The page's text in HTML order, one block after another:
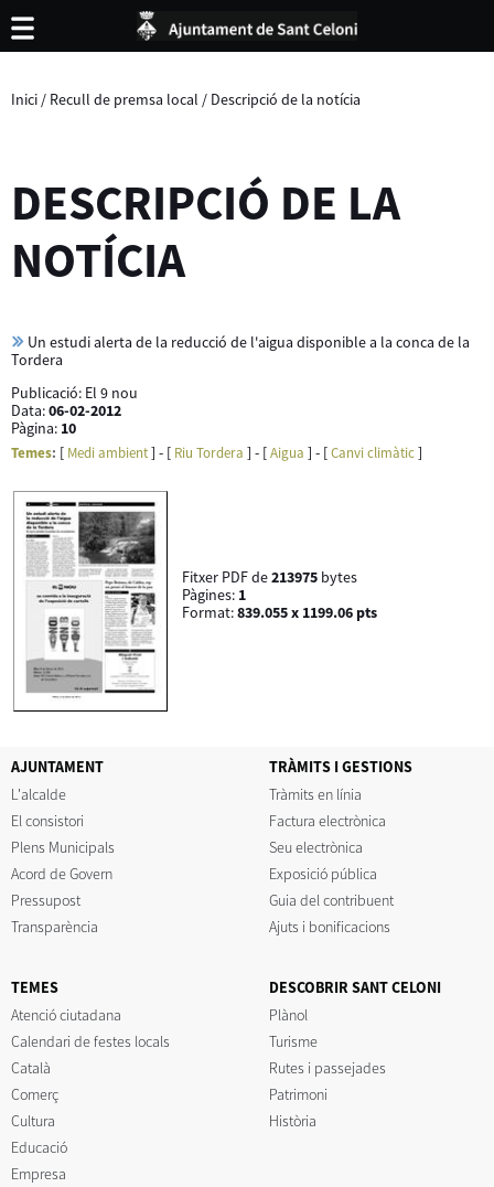
Inici / Recull de premsa local / Descripció de la notícia
DESCRIPCIÓ DE LA
NOTÍCIA
Un estudi alerta de la reducció de l'aigua disponible a la conca de la
Tordera
Publicació: El 9 nou
Data:06-02-2012
Pàgina: 10
Temes: [ Medi ambient] - [ Riu Tordera ] - [Aigua ] - [Canvi climàtic]
Fitxer PDF de213975 bytes
Pàgines: 1
Format:839.055 x 1199.06 pts
AJUNTAMENT
L'alcalde
El consistori
Plens Municipals
Acord de Govern
Pressupost
Transparència
TRÀMITS I GESTIONS
Tràmits en línia
Factura electrònica
Seu electrònica
Exposició pública
Guia del contribuent
Ajuts i bonificacions
TEMES
Atenció ciutadana
Calendari de festes locals
Català
Comerç
Cultura
Educació
Empresa
DESCOBRIR SANT CELONI
Plànol
Turisme
Rutes i passejades
Patrimoni
Història